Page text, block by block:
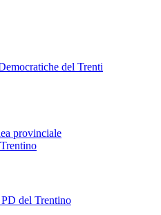
del Trenti
provinciale
del Trentino